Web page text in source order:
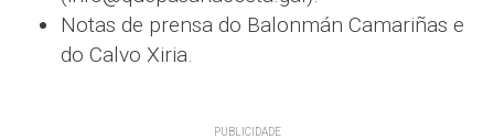
Notas de prensa do Balonmán Camariñas e
do Calvo Xiria.